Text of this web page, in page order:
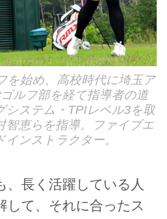
を始め、高校時代に埼玉ア
ルフ部を経て指導者の道
システム・TPIレベル3を取
智恵らを指導。ファイブエ
ンストラクター。
、長く活躍している人
して、それに合ったス